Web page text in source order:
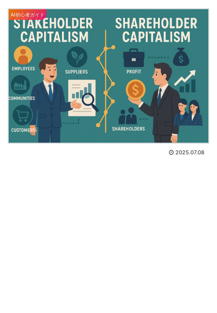
AI初心者ガイド
2025.07.08